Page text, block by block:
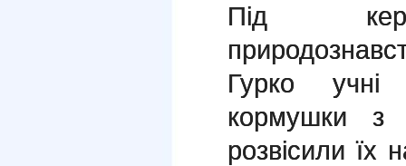
Під
Гурко учні
кормушки з
розвісили їх